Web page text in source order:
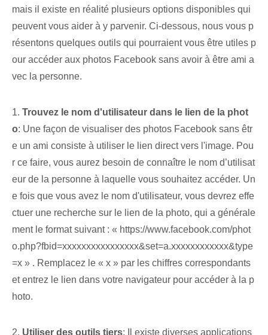
mais il existe en réalité plusieurs options disponibles qui
peuvent vous aider à y parvenir. Ci-dessous, nous vous p
résentons quelques outils qui pourraient vous être utiles p
our accéder aux photos Facebook sans avoir à être ami a
vec la personne.
1. Trouvez le nom d'utilisateur dans le lien de la phot
o: Une façon de visualiser des photos Facebook sans êtr
e un ami consiste à utiliser le lien direct vers l'image. Pou
r ce faire, vous aurez besoin de connaître le nom d’utilisat
eur de la personne à laquelle vous souhaitez accéder. Un
e fois que vous avez le nom d'utilisateur, vous devrez effe
ctuer une recherche sur le lien de la photo, qui a générale
ment le format suivant : « https://www.facebook.com/phot
o.php?fbid=xxxxxxxxxxxxxxxx&set=a.xxxxxxxxxxxx&type
=x » . Remplacez le « x » par les chiffres correspondants
et entrez le lien dans votre navigateur pour accéder à la p
hoto.
2. Utiliser des outils tiers:⁣ Il existe diverses⁤ applications⁢